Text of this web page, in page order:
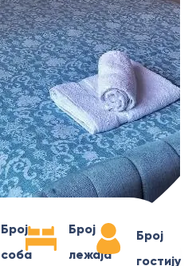
Број
соба
Број
лежаја
Број
гостију